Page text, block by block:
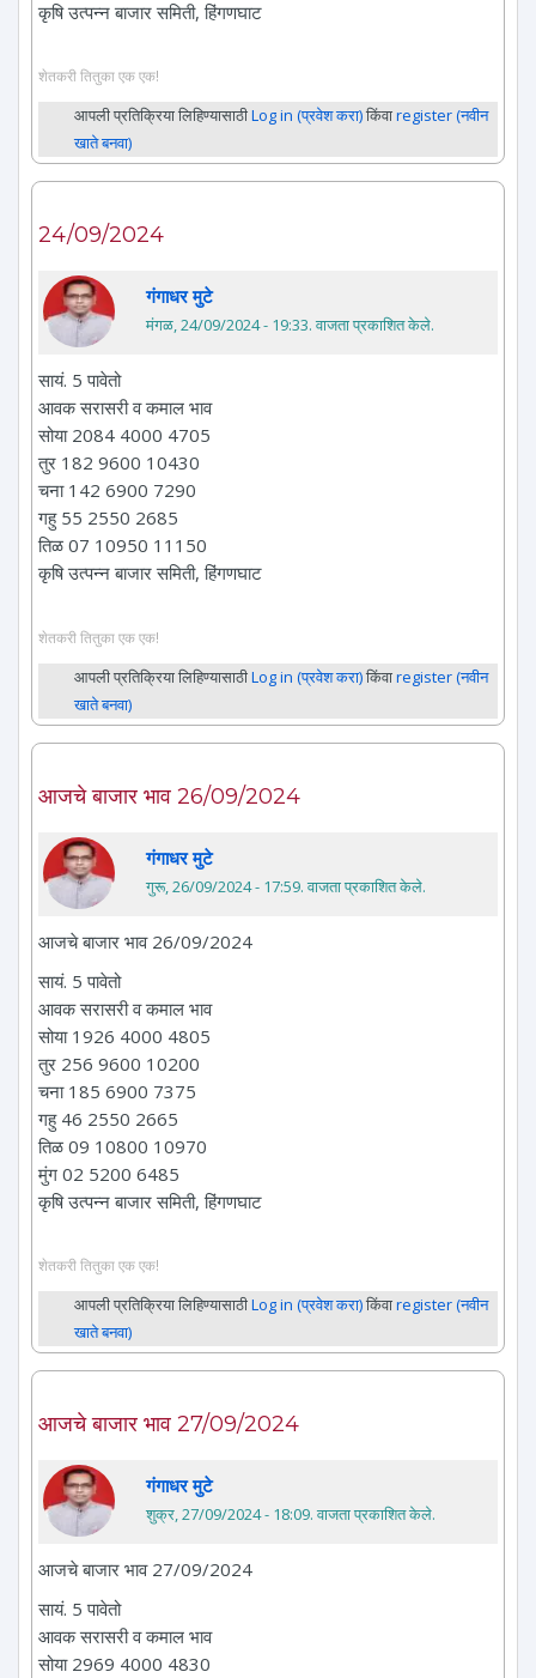
कृषि उत्पन्न बाजार समिती, हिंगणघाट
शेतकरी तितुका एक एक!
आपली प्रतिक्रिया लिहिण्यासाठीLog in (प्रवेश करा)किंवाregister (नवीन
खाते बनवा)
24/09/2024
गंगाधर मुटे
मंगळ, 24/09/2024 - 19:33. वाजता प्रकाशित केले.
सायं. 5 पावेतो
आवक सरासरी व कमाल भाव
सोया 2084 4000 4705
तुर 182 9600 10430
चना 142 6900 7290
गहु 55 2550 2685
तिळ 07 10950 11150
कृषि उत्पन्न बाजार समिती, हिंगणघाट
शेतकरी तितुका एक एक!
आपली प्रतिक्रिया लिहिण्यासाठीLog in (प्रवेश करा)किंवाregister (नवीन
खाते बनवा)
आजचे बाजार भाव 26/09/2024
गंगाधर मुटे
गुरू, 26/09/2024 - 17:59. वाजता प्रकाशित केले.
आजचे बाजार भाव 26/09/2024
सायं. 5 पावेतो
आवक सरासरी व कमाल भाव
सोया 1926 4000 4805
तुर 256 9600 10200
चना 185 6900 7375
गहु 46 2550 2665
तिळ 09 10800 10970
मुंग 02 5200 6485
कृषि उत्पन्न बाजार समिती, हिंगणघाट
शेतकरी तितुका एक एक!
आपली प्रतिक्रिया लिहिण्यासाठीLog in (प्रवेश करा)किंवाregister (नवीन
खाते बनवा)
आजचे बाजार भाव 27/09/2024
गंगाधर मुटे
शुक्र, 27/09/2024 - 18:09. वाजता प्रकाशित केले.
आजचे बाजार भाव 27/09/2024
सायं. 5 पावेतो
आवक सरासरी व कमाल भाव
सोया 2969 4000 4830